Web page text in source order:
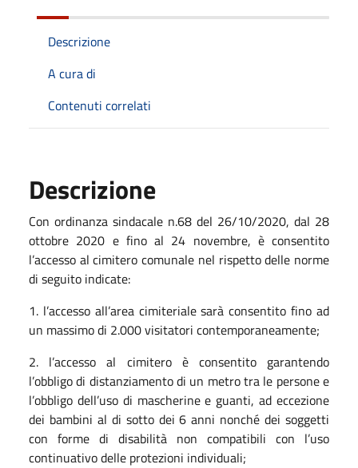
Descrizione
A cura di
Contenuti correlati
Descrizione
Con ordinanza sindacale n.68 del 26/10/2020, dal 28
ottobre 2020 e fino al 24 novembre, è consentito
l’accesso alcimitero comunale nel rispetto delle norme
di seguito indicate:
1. l’accesso all’area cimiteriale sarà consentito fino ad
un massimo di 2.000 visitatori contemporaneamente;
2. l’accesso al cimitero è consentito garantendo
l’obbligo di distanziamento di un metro tra le persone e
l’obbligo dell’uso di mascherine e guanti, ad eccezione
dei bambini al di sotto dei 6 anni nonché dei soggetti
con forme di disabilità non compatibili con l’uso
continuativo delle protezioni individuali;